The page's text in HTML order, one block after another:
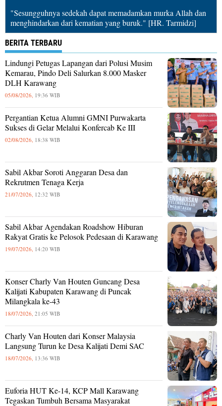
"Sesungguhnya sedekah dapat memadamkan murka Allah dan
menghindarkan dari kematian yang buruk." [HR. Tarmidzi]
BERITA TERBARU
Lindungi Petugas Lapangan dari Polusi Musim
Kemarau, Pindo Deli Salurkan 8.000 Masker
DLH Karawang
05/08/2026, 19:36 WIB
Pergantian Ketua Alumni GMNI Purwakarta
Sukses di Gelar Melalui Konfercab Ke III
02/08/2026, 18:38 WIB
Sabil Akbar Soroti Anggaran Desa dan
Rekrutmen Tenaga Kerja
21/07/2026, 12:32 WIB
Sabil Akbar Agendakan Roadshow Hiburan
Rakyat Gratis ke Pelosok Pedesaan di Karawang
19/07/2026, 14:20 WIB
Konser Charly Van Houten Guncang Desa
Kalijati Kabupaten Karawang di Puncak
Milangkala ke-43
18/07/2026, 21:05 WIB
Charly Van Houten dari Konser Malaysia
Langsung Turun ke Desa Kalijati Demi SAC
18/07/2026, 13:36 WIB
Euforia HUT Ke-14, KCP Mall Karawang
Tegaskan Tumbuh Bersama Masyarakat